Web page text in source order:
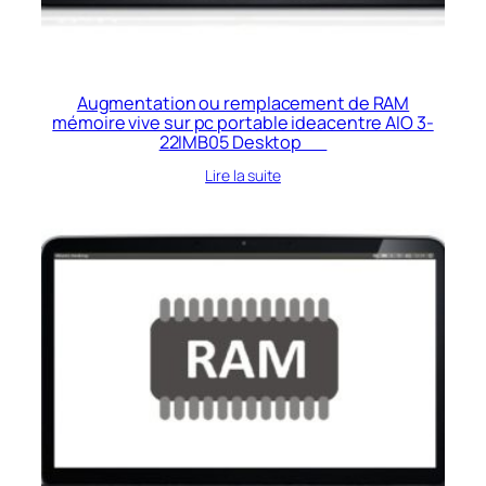
Augmentation ou remplacement de RAM
mémoire vive sur pc portable ideacentre AIO 3-
22IMB05 Desktop
Lire la suite